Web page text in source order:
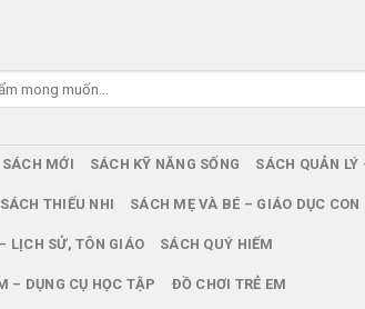
SÁCH MỚI SÁCH KỸ NĂNG SỐNG SÁCH QUẢN LÝ
SÁCH THIẾU NHI SÁCH MẸ VÀ BÉ – GIÁO DỤC CON
LỊCH SỬ, TÔN GIÁO SÁCH QUÝ HIẾM
– DỤNG CỤ HỌC TẬP ĐỒ CHƠI TRẺ EM